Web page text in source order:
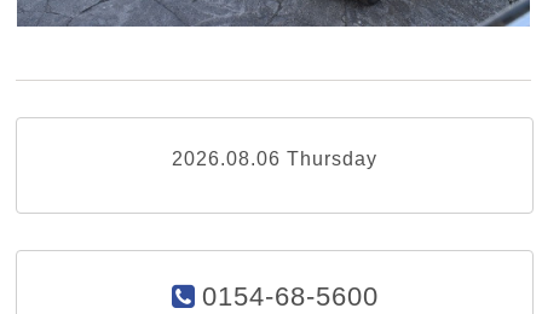
2026.08.06 Thursday
0154-68-5600